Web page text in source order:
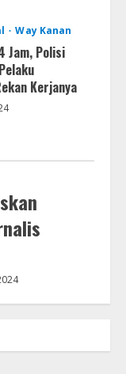
X Portable +
Final FileCR
Tоrrеnt
Way Kanan
Jam, Polisi
Kerjanya